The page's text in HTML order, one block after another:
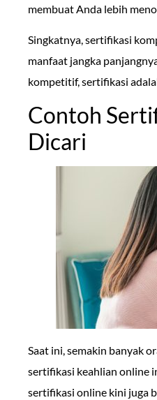
membuat Anda lebih
Singkatnya, sertifikasi
manfaat jangka
kompetitif, sertifikasi
Contoh
Dicari
Saat ini, semakin banyak
sertifikasi keahlian online
sertifikasi online kini juga